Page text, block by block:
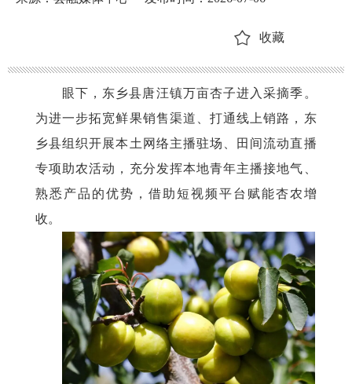
收藏
眼下，东乡县唐汪镇万亩杏子进入采摘季。
为进一步拓宽鲜果销售渠道、打通线上销路，东
乡县组织开展本土网络主播驻场、田间流动直播
专项助农活动，充分发挥本地青年主播接地气、
熟悉产品的优势，借助短视频平台赋能杏农增
收。